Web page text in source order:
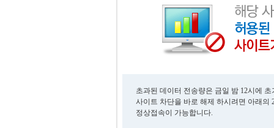
초과된 데이터 전송량은 금일 밤 12시에
사이트 차단을 바로 해제 하시려면 아래의
정상접속이 가능합니다.